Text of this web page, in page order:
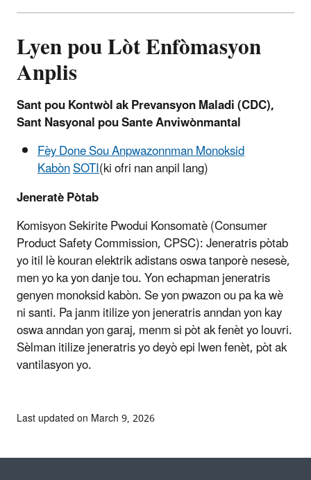
Lyen pou Lòt Enfòmasyon
Anplis
Sant pou Kontwòl ak Prevansyon Maladi (CDC),
Sant Nasyonal pou Sante Anviwònmantal
Fèy Done Sou Anpwazonnman Monoksid
KabònSOTI(ki ofri nan anpil lang)
Jeneratè Pòtab
Komisyon Sekirite Pwodui Konsomatè (Consumer
Product Safety Commission, CPSC): Jeneratris pòtab
yo itil lè kouran elektrik adistans oswa tanporè nesesè,
men yo ka yon danje tou. Yon echapman jeneratris
genyen monoksid kabòn. Se yon pwazon ou pa ka wè
ni santi. Pa janm itilize yon jeneratris anndan yon kay
oswa anndan yon garaj, menm si pòt ak fenèt yo louvri.
Sèlman itilize jeneratris yo deyò epi lwen fenèt, pòt ak
vantilasyon yo.
Last updated on March 9, 2026